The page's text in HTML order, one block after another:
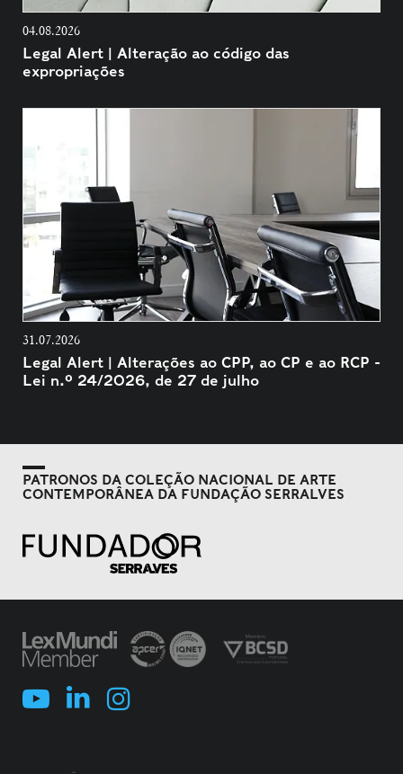
04.08.2026
Legal Alert | Alteração ao código das
expropriações
31.07.2026
Legal Alert | Alterações ao CPP, ao CP e ao RCP -
Lei n.º 24/2026, de 27 de julho
PATRONOS DA COLEÇÃO NACIONAL DE ARTE
CONTEMPORÂNEA DA FUNDAÇÃO SERRALVES